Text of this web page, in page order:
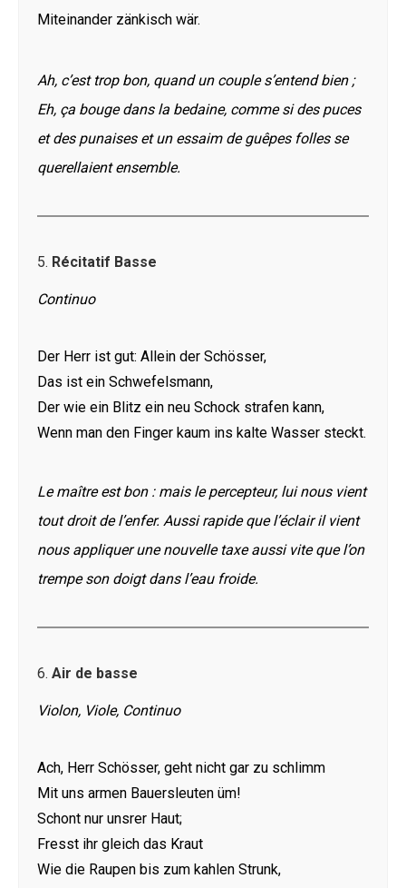
Miteinander zänkisch wär.
Ah, c’est trop bon, quand un couple s’entend bien ;
Eh, ça bouge dans la bedaine, comme si des puces
et des punaises et un essaim de guêpes folles se
querellaient ensemble.
5. Récitatif Basse
Continuo
Der Herr ist gut: Allein der Schösser,
Das ist ein Schwefelsmann,
Der wie ein Blitz ein neu Schock strafen kann,
Wenn man den Finger kaum ins kalte Wasser steckt.
Le maître est bon : mais le percepteur, lui nous vient
tout droit de l’enfer. Aussi rapide que l’éclair il vient
nous appliquer une nouvelle taxe aussi vite que l’on
trempe son doigt dans l’eau froide.
6. Air de basse
Violon, Viole, Continuo
Ach, Herr Schösser, geht nicht gar zu schlimm
Mit uns armen Bauersleuten üm!
Schont nur unsrer Haut;
Fresst ihr gleich das Kraut
Wie die Raupen bis zum kahlen Strunk,